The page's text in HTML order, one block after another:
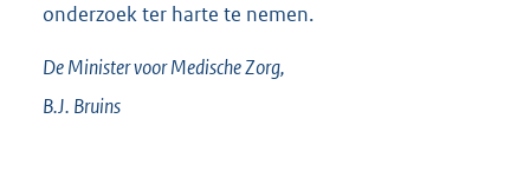
onderzoek ter harte te nemen.
De Minister voor Medische Zorg,
B.J. Bruins